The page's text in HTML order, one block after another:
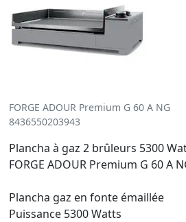
FORGE ADOUR Premium G 60 A NG
8436550203943
Plancha à gaz 2 brûleurs 5300
FORGE ADOUR Premium G 60 A
Plancha gaz en fonte émaillée
Puissance 5300 Watts